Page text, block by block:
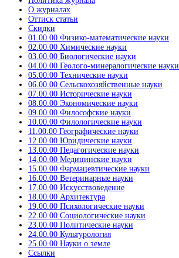
О журналах
Оттиск статьи
Скидки
01.00.00 Физико-математические науки
02.00.00 Химические науки
03.00.00 Биологические науки
04.00.00 Геолого-минералогические науки
05.00.00 Технические науки
06.00.00 Сельскохозяйственные науки
07.00.00 Исторические науки
08.00.00 Экономические науки
09.00.00 Философские науки
10.00.00 Филологические науки
11.00.00 Географические науки
12.00.00 Юридические науки
13.00.00 Педагогические науки
14.00.00 Медицинские науки
15.00.00 Фармацевтические науки
16.00.00 Ветеринарные науки
17.00.00 Искусствоведение
18.00.00 Архитектура
19.00.00 Психологические науки
22.00.00 Социологические науки
23.00.00 Политические науки
24.00.00 Культурология
25.00.00 Науки о земле
Ссылки